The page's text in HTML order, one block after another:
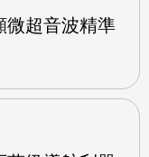
微超音波精準